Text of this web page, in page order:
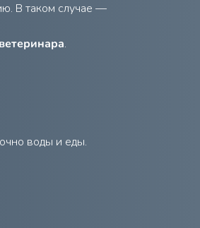
В таком случае —
.
воды и еды.